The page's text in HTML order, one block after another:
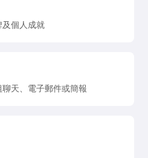
及個人成就
天、電子郵件或簡報